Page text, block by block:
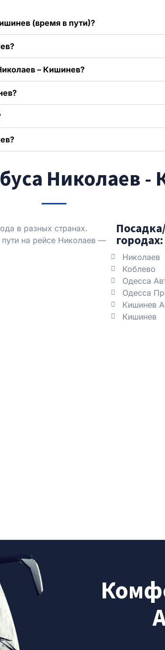
(время в пути)?
– Кишинев?
Николаев -
в разных странах.
на рейсе Николаев —
городах:
Николаев
Коблево
Одесса
Одесса
Кишинев
Кишинев